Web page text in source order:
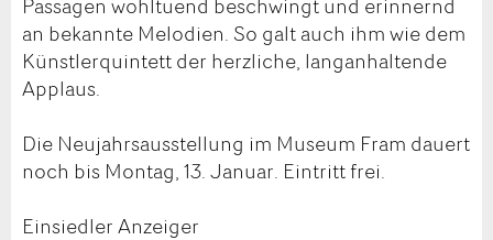
an bekannte Melodien. So galt auch ihm wie dem
Künstlerquintett der herzliche, langanhaltende
Applaus.
Die Neujahrsausstellung im Museum Fram dauert
noch bis Montag, 13. Januar. Eintritt frei.
Einsiedler Anzeiger